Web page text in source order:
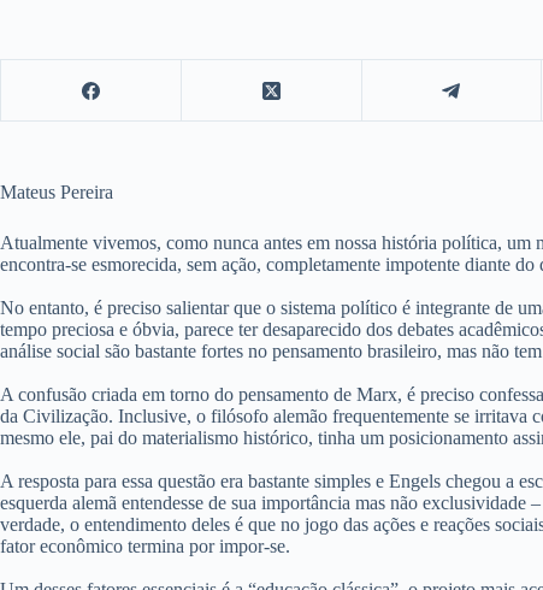
Mateus Pereira
Atualmente vivemos, como nunca antes em nossa história política,
encontra-se esmorecida, sem ação, completamente impotente diante
No entanto, é preciso salientar que o sistema político é integrante de
tempo preciosa e óbvia, parece ter desaparecido dos debates
análise social são bastante fortes no pensamento brasileiro, mas não
A confusão criada em torno do pensamento de Marx, é preciso
da Civilização. Inclusive, o filósofo alemão frequentemente se irritava
mesmo ele, pai do materialismo histórico, tinha um posicionamento
A resposta para essa questão era bastante simples e Engels chegou a
esquerda alemã entendesse de sua importância mas não
verdade, o entendimento deles é que no jogo das ações e reações
fator econômico termina por impor-se.